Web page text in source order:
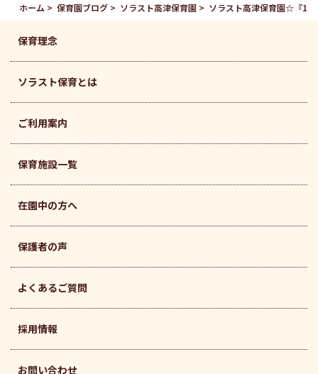
ホーム 保育園ブログ ソラスト高津保育園 ソラスト高津保育園☆『1
保育理念
ソラスト保育とは
ご利用案内
保育施設一覧
在園中の方へ
保護者の声
よくあるご質問
採用情報
お問い合わせ